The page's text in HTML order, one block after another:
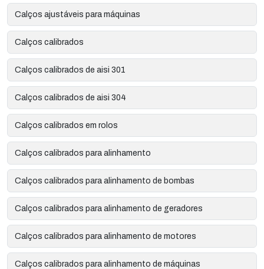
Calços ajustáveis para máquinas
Calços calibrados
Calços calibrados de aisi 301
Calços calibrados de aisi 304
Calços calibrados em rolos
Calços calibrados para alinhamento
Calços calibrados para alinhamento de bombas
Calços calibrados para alinhamento de geradores
Calços calibrados para alinhamento de motores
Calços calibrados para alinhamento de máquinas